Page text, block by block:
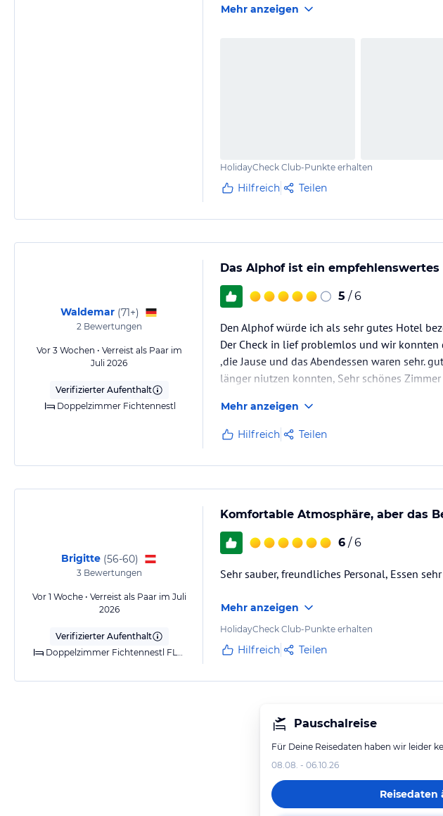
Mehr anzeigen
HolidayCheck Club-Punkte erhalten
Hilfreich Teilen
Waldemar (71+)
2Bewertungen
Vor 3 Wochen • Verreist als Paar im
Juli 2026
Verifizierter Aufenthalt
Doppelzimmer Fichtennestl
Das Alphof ist ein
5 / 6
Den Alphof würde ich als sehr gutes Hotel
Der Check in lief problemlos und wir konnten
,die Jause und das Abendessen waren sehr.
länger niutzen konnten, Sehr schönes
Mehr anzeigen
Hilfreich Teilen
Brigitte (56-60)
3Bewertungen
Vor 1 Woche • Verreist als Paar im Juli
2026
Verifizierter Aufenthalt
Doppelzimmer Fichtennestl FLEX
Komfortable Atmosphäre, aber das
6 / 6
Sehr sauber, freundliches Personal, Essen
Mehr anzeigen
HolidayCheck Club-Punkte erhalten
Hilfreich Teilen
Pauschalreise
Für Deine Reisedaten haben wir leider
08.08. - 06.10.26
Reisedaten